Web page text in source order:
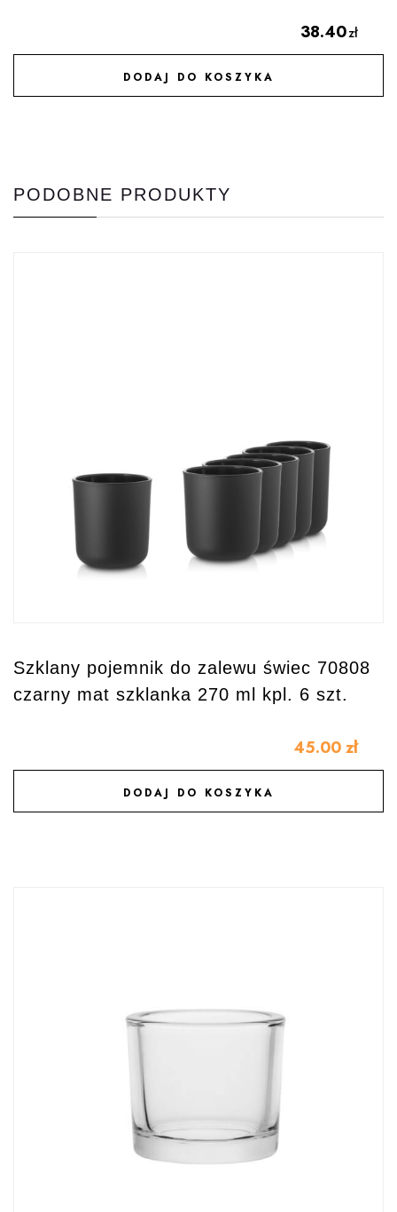
38.40zł
DODAJ DO KOSZYKA
DODAJ DO ULUBIONYCH
PODOBNE PRODUKTY
Szklany pojemnik do zalewu świec 70808
czarny mat szklanka 270 ml kpl. 6 szt.
45.00 zł
DODAJ DO KOSZYKA
DODAJ DO ULUBIONYCH